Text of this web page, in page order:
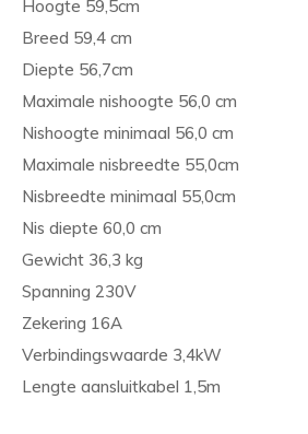
Hoogte 59,5cm
Breed 59,4 cm
Diepte 56,7cm
Maximale nishoogte 56,0 cm
Nishoogte minimaal 56,0 cm
Maximale nisbreedte 55,0cm
Nisbreedte minimaal 55,0cm
Nis diepte 60,0 cm
Gewicht 36,3 kg
Spanning 230V
Zekering 16A
Verbindingswaarde 3,4kW
Lengte aansluitkabel 1,5m